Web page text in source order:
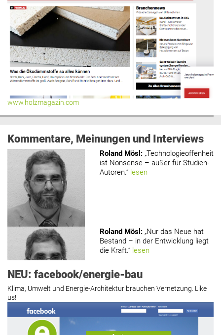
www.holzmagazin.com
Kommentare, Meinungen und Interviews
Roland Mösl : „Technologieoffenheit
ist Nonsense – außer für Studien-
Autoren.“ lesen
Roland Mösl : „Nur das Neue hat
Bestand – in der Entwicklung liegt
die Kraft.“ lesen
Roland Mösl: „Man wollte wohl
Kasse machen statt neue Produkte
erfinden.“ lesen
NEU: facebook/energie-bau
Klima, Umwelt und Energie-Architektur brauchen Vernetzung. Like
us!